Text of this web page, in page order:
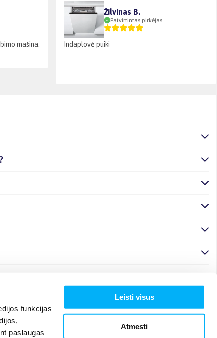
funkcijas
paslaugas
Leisti visus
Atmesti
mašina.
Žilvinas B.
Patvirtintas pirkėjas
Indaplovė puiki